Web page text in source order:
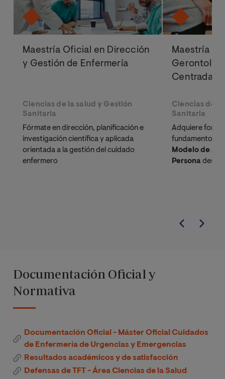
Maestría Oficial en Dirección
y Gestión de Enfermería
Ciencias de la salud y Gestión
Sanitaria
Fórmate en dirección, planificación e
investigación científica y aplicada
orientada a la gestión del cuidado
enfermero
Maestría
Centrada
Ciencias de
Sanitaria
Adquiere
fundamentos
Modelo de
Personadesde
Documentación Oficial y
Normativa
Documentación Oficial - Máster Oficial Cuidados
de Enfermería de Urgencias y Emergencias
Resultados académicos y de satisfacción
Defensas de TFT - Área Ciencias de la Salud